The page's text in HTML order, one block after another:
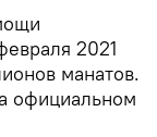
2021
манатов.
официальном